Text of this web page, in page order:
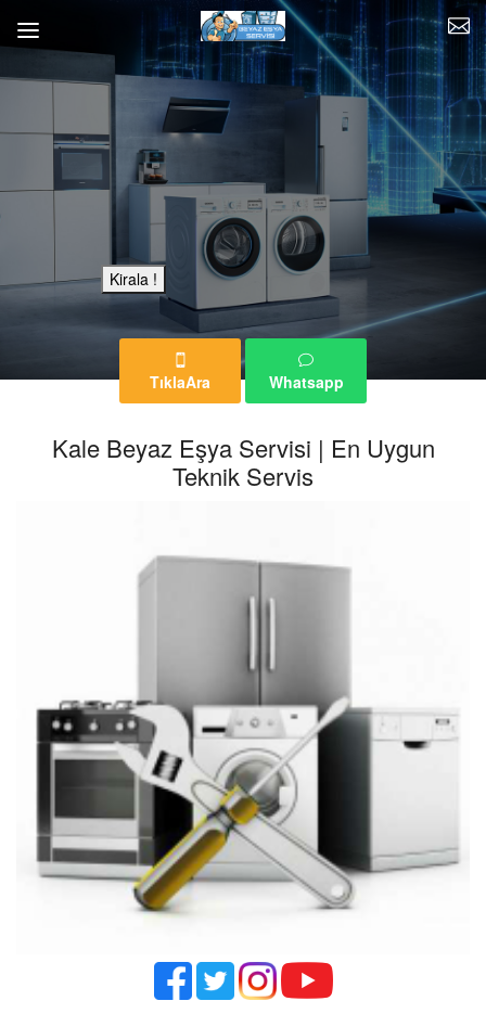
TıklaAra Whatsapp
Bu Reklam Sayfası Kiralıktır.
Kirala !
Kale Beyaz Eşya Servisi | En Uygun
Teknik Servis